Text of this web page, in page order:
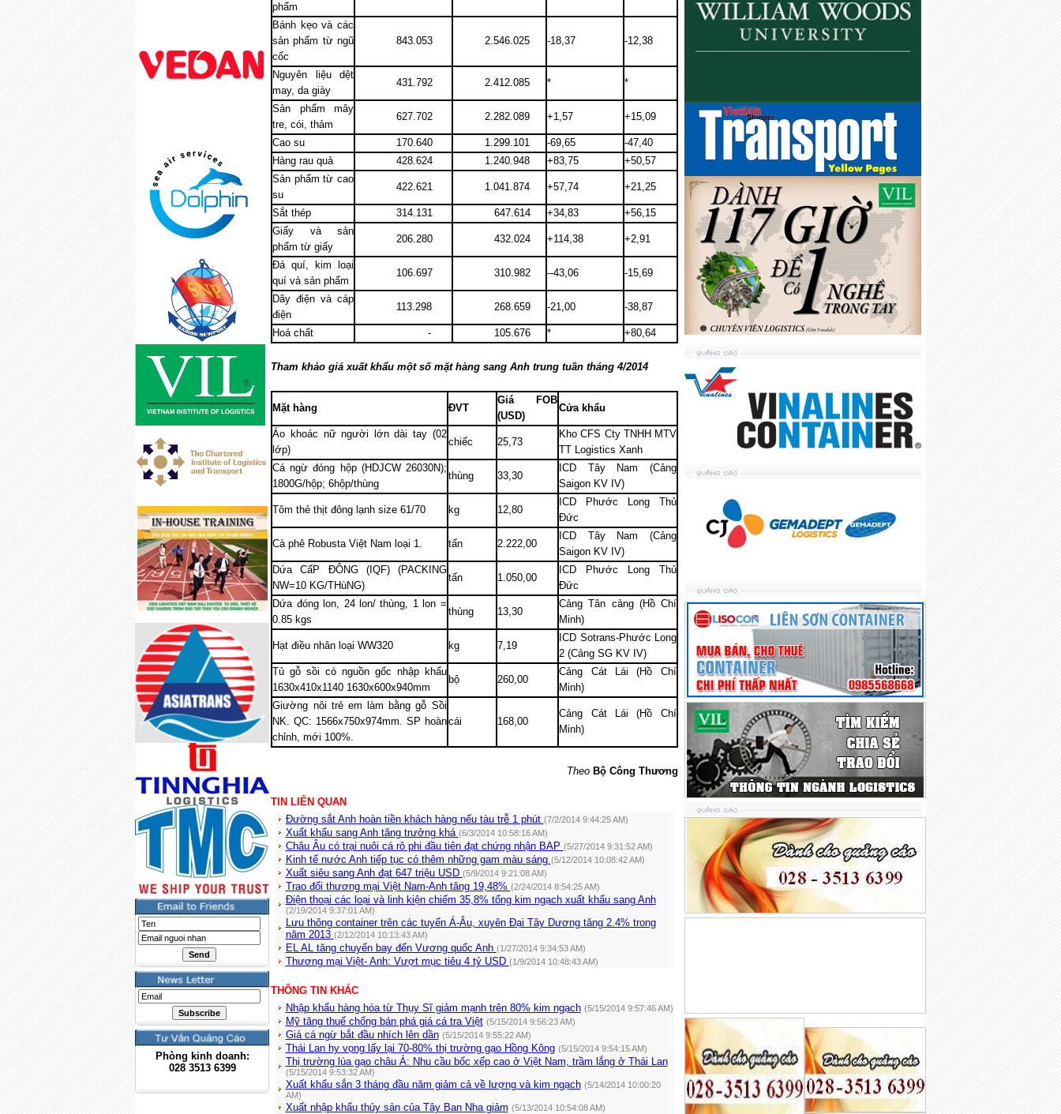
Phòng kinh doanh:
028 3513 6399
phẩm
Bánh kẹo và các
sản phẩm từ ngũ
cốc
843.053 2.546.025 -18,37 -12,38
Nguyên liệu dệt
may, da giày
431.792 2.412.085 * *
Sản phẩm mây
tre, cói, thảm
627.702 2.282.089 +1,57 +15,09
Cao su 170.640 1.299.101 -69,65
-47,40
Hàng rau quả
428.624 1.240.948 +83,75
+50,57
Sản phẩm từ cao
su
422.621 1.041.874 +57,74 +21,25
Sắt thép 314.131 647.614 +34,83
+56,15
Giấy và sản
phẩm từ giấy
206.280 432.024 +114,38 +2,91
Đá quí, kim loại
quí và sản phẩm
106.697 310.982 --43,06 -15,69
Dây điện và cáp
điện
113.298 268.659 -21,00 -38,87
Hoá chất - 105.676 * +80,64
Tham khảo giá xuất khẩu một số mặt hàng sang Anh trung tuần tháng 4/2014
Mặt hàng ĐVT
Giá FOB
(USD)
Cửa khẩu
Áo khoác nữ người lớn dài tay (02
lớp)
chiếc 25,73
Kho CFS Cty TNHH MTV
TT Logistics Xanh
Cá ngừ đóng hộp (HDJCW 26030N);
1800G/hộp; 6hộp/thùng
thùng 33,30
ICD Tây Nam (Cảng
Saigon KV IV)
Tôm thẻ thịt đông lạnh size 61/70 kg 12,80
ICD Phước Long Thủ
Đức
Cà phê Robusta Việt Nam loại 1. tấn 2.222,00
ICD Tây Nam (Cảng
Saigon KV IV)
Dứa CấP ĐÔNG (IQF) (PACKING
NW=10 KG/THùNG)
tấn 1.050,00
ICD Phước Long Thủ
Đức
Dứa đóng lon, 24 lon/ thùng, 1 lon =
0.85 kgs
thùng 13,30
Cảng Tân cảng (Hồ Chí
Minh)
Hạt điều nhân loại WW320 kg 7,19
ICD Sotrans-Phước Long
2 (Cảng SG KV IV)
Tủ gỗ sồi có nguồn gốc nhập khẩu
1630x410x1140 1630x600x940mm
bộ 260,00
Cảng Cát Lái (Hồ Chí
Minh)
Giường nôi trẻ em làm bằng gỗ Sồi
NK. QC: 1566x750x974mm. SP hoàn
chỉnh, mới 100%.
cái 168,00
Cảng Cát Lái (Hồ Chí
Minh)
Theo Bộ Công Thương
TIN LIÊN QUAN
Đường sắt Anh hoàn tiền khách hàng nếu tàu trễ 1 phút (7/2/2014 9:44:25 AM)
Xuất khẩu sang Anh tăng trưởng khá (6/3/2014 10:58:16 AM)
Châu Âu có trại nuôi cá rô phi đầu tiên đạt chứng nhận BAP (5/27/2014 9:31:52 AM)
Kinh tế nước Anh tiếp tục có thêm những gam màu sáng (5/12/2014 10:08:42 AM)
Xuất siêu sang Anh đạt 647 triệu USD (5/9/2014 9:21:08 AM)
Trao đổi thương mại Việt Nam-Anh tăng 19,48% (2/24/2014 8:54:25 AM)
Điện thoại các loại và linh kiện chiếm 35,8% tổng kim ngạch xuất khẩu sang Anh
(2/19/2014 9:37:01 AM)
Lưu thông container trên các tuyến Á-Âu, xuyên Đại Tây Dương tăng 2.4% trong
năm 2013 (2/12/2014 10:13:43 AM)
EL AL tăng chuyến bay đến Vương quốc Anh (1/27/2014 9:34:53 AM)
Thương mại Việt- Anh: Vượt mục tiêu 4 tỷ USD (1/9/2014 10:48:43 AM)
THÔNG TIN KHÁC
Nhập khẩu hàng hóa từ Thụy Sĩ giảm mạnh trên 80% kim ngạch (5/15/2014 9:57:46 AM)
Mỹ tăng thuế chống bán phá giá cá tra Việt (5/15/2014 9:56:23 AM)
Giá cá ngừ bắt đầu nhích lên dần (5/15/2014 9:55:22 AM)
Thái Lan hy vọng lấy lại 70-80% thị trường gạo Hồng Kông (5/15/2014 9:54:15 AM)
Thị trường lúa gạo châu Á: Nhu cầu bốc xếp cao ở Việt Nam, trầm lắng ở Thái Lan
(5/15/2014 9:53:32 AM)
Xuất khẩu sắn 3 tháng đầu năm giảm cả về lượng và kim ngạch (5/14/2014 10:00:20
AM)
Xuất nhập khẩu thủy sản của Tây Ban Nha giảm (5/13/2014 10:54:08 AM)